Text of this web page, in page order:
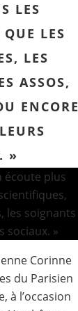
LES
LES
LES
ASSOS,
ENCORE
»
Corinne
du Parisien
à l’occasion